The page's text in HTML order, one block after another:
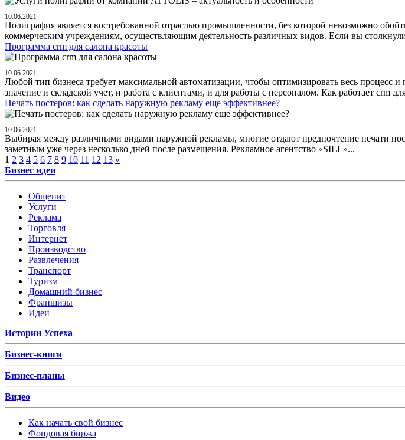
10.06.2021
Полиграфия является востребованной отраслью промышленности, без которой невозможно
коммерческим учреждениям, осуществляющим деятельность различных видов. Если вы
Программа crm для салона красоты
10.06.2021
Любой тип бизнеса требует максимальной автоматизации, чтобы оптимизировать весь процесс
значение и складской учет, и работа с клиентами, и для работы с персоналом. Как работает crm
Печать постеров: как сделать наружную рекламу еще эффективнее?
10.06.2021
Выбирая между различными видами наружной рекламы, многие отдают предпочтение печати
заметным уже через несколько дней после размещения. Рекламное агентство «SILL»...
1 2 3 4 5 6 7 8 9 10 11 12 13 »
Бизнес идеи
Общепит
Услуги
Реклама
Торговля
Интернет
Производство
Развлечения
Транспорт
Туризм
Домашний бизнес
Франшизы
Идеи
Истории Успеха
Бизнес-книги
Бизнес-планы
Видео
Как начать свой бизнес
Фондовая биржа